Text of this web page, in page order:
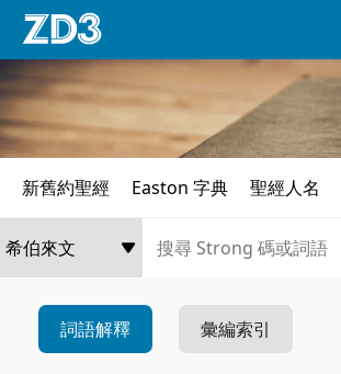
新舊約聖經 Easton 字典 聖經人名
詞語解釋 彙編索引